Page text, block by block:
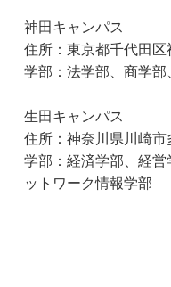
神田キャンパス
住所：東京都千代田
学部：法学部、商学
生田キャンパス
住所：神奈川県川崎
学部：経済学部、経
ットワーク情報学部